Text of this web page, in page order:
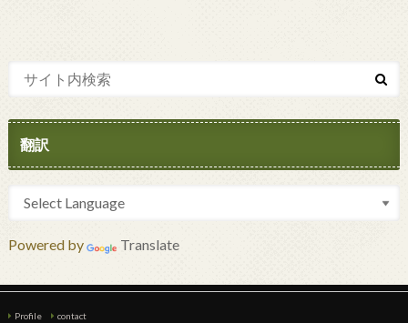
翻訳
Powered by Translate
Profile contact